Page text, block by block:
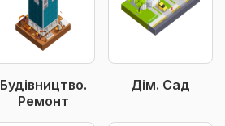
Будівництво.
Ремонт
Дім. Сад